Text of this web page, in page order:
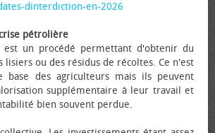
dinterdiction-en-2026
pétrolière
est un procédé permettant d'obtenir du
lisiers ou des résidus de récoltes. Ce n'est
base des agriculteurs mais ils peuvent
supplémentaire à leur travail et
bien souvent perdue.